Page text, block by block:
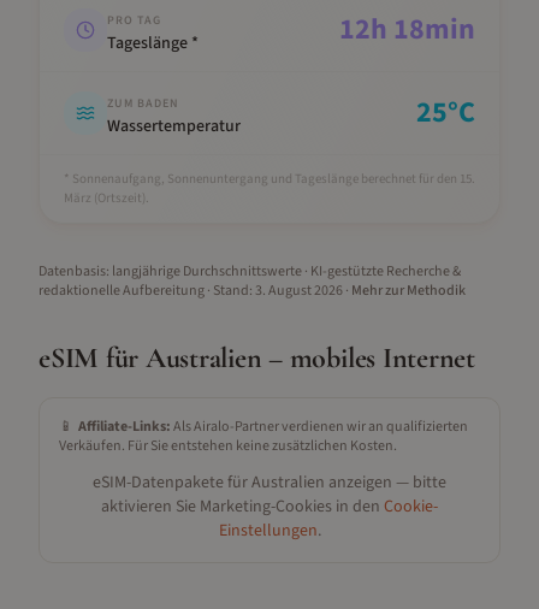
PRO TAG
Tageslänge * 12h 18min
ZUM BADEN
Wassertemperatur 25°C
* Sonnenaufgang, Sonnenuntergang und Tageslänge berechnet für den 15.
März (Ortszeit).
Datenbasis: langjährige Durchschnittswerte · KI-gestützte Recherche &
redaktionelle Aufbereitung· Stand: 3. August 2026· Mehr zur Methodik
eSIM für Australien – mobiles Internet
📱 Affiliate-Links:Als Airalo-Partner verdienen wir an qualifizierten
Verkäufen. Für Sie entstehen keine zusätzlichen Kosten.
eSIM-Datenpakete fürAustralien anzeigen — bitte
aktivieren Sie Marketing-Cookies in den Cookie-
Einstellungen.